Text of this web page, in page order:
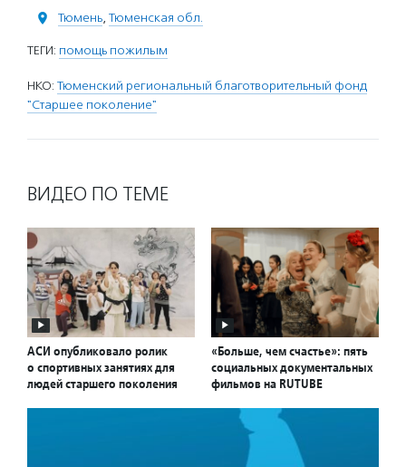
Тюмень, Тюменская обл.
ТЕГИ: помощь пожилым
НКО: Тюменский региональный благотворительный фонд
"Старшее поколение"
ВИДЕО ПО ТЕМЕ
АСИ опубликовало ролик
о спортивных занятиях для
людей старшего поколения
«Больше, чем счастье»: пять
социальных документальных
фильмов на RUTUBE